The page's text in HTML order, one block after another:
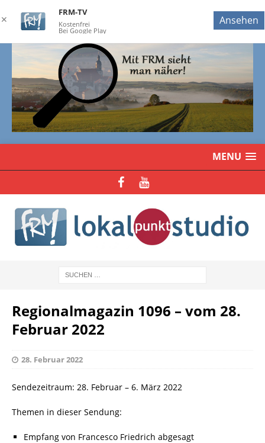
MENU
Regionalmagazin 1096 – vom 28.
Februar 2022
28. Februar 2022
Sendezeitraum: 28. Februar – 6. März 2022
Themen in dieser Sendung:
Empfang von Francesco Friedrich abgesagt
✕
FRM-TV
Kostenfrei
Bei Google Play
Ansehen